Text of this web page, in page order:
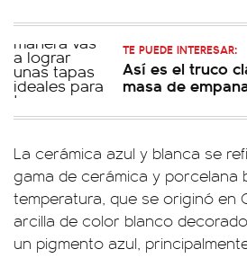
TE PUEDE INTERESAR:
Así es el truco
masa de
La cerámica azul y blanca se
gama de cerámica y porcelana
temperatura, que se originó en
arcilla de color blanco
un pigmento azul,